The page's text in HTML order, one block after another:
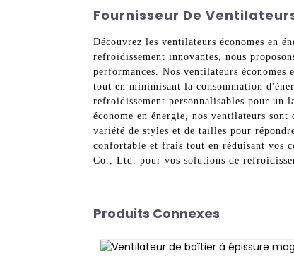
Fournisseur De
Découvrez les ventilateurs économes en
refroidissement innovantes, nous
performances. Nos ventilateurs
tout en minimisant la consommation
refroidissement personnalisables pour un
économe en énergie, nos ventilateurs
variété de styles et de tailles pour
confortable et frais tout en réduisant vos
Co., Ltd. pour vos solutions de
Produits Connexes